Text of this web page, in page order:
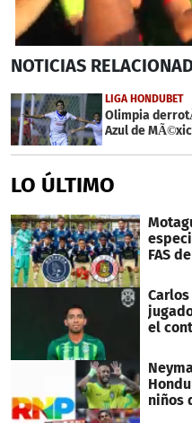
seconds
3
minutes,
9
seconds
NOTICIAS
LIGA HONDUBET
Olimpia
Azul de
LO ÚLTIMO
FAS
el
niños